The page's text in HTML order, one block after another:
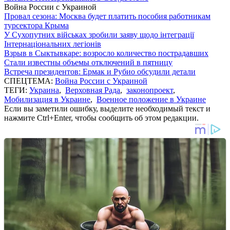
Война России с Украиной
Провал сезона: Москва будет платить пособия работникам
турсектора Крыма
У Сухопутних військах зробили заяву щодо інтеграції
Інтернаціональних легіонів
Взрыв в Сыктывкаре: возросло количество пострадавших
Стали известны объемы отключений в пятницу
Встреча президентов: Ермак и Рубио обсудили детали
СПЕЦТЕМА: Война России с Украиной
ТЕГИ: Украина, Верховная Рада, законопроект,
Мобилизация в Украине, Военное положение в Украине
Если вы заметили ошибку, выделите необходимый текст и
нажмите Ctrl+Enter, чтобы сообщить об этом редакции.